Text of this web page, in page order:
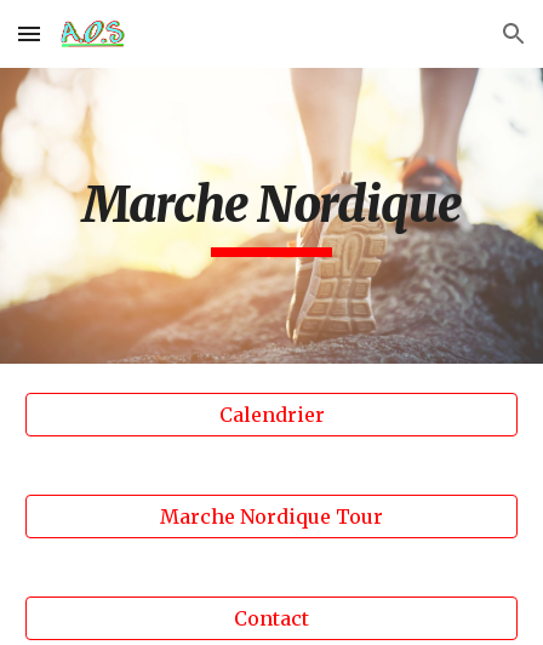
Skip to main content Skip to navigation
Marche Nordique
Calendrier
Marche Nordique Tour
Contact